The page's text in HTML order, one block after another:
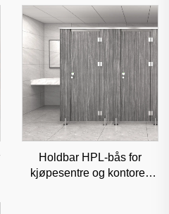
Holdbar HPL-bås for
kjøpesentre og kontorer,